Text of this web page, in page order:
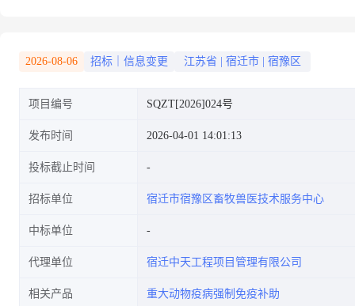
2026-08-06 招标｜信息变更 江苏省 宿迁市 宿豫区
项目编号 SQZT[2026]024号
发布时间 2026-04-01 14:01:13
投标截止时间
招标单位 宿迁市宿豫区畜牧兽医技术服务中心
中标单位
代理单位 宿迁中天工程项目管理有限公司
相关产品 重大动物疫病强制免疫补助